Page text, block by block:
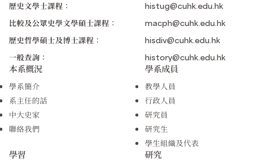
歷史文學士課程：
histug@cuhk.edu.hk
比較及公眾史學文學碩士課程：
macph@cuhk.edu.hk
歷史哲學碩士及博士課程：
hisdiv@cuhk.edu.hk
一般查詢：
history@cuhk.edu.hk
本系概況
學系簡介
系主任的話
中大史家
聯絡我們
學系成員
教學人員
行政人員
研究員
研究生
學生組織及代表
學習 研究